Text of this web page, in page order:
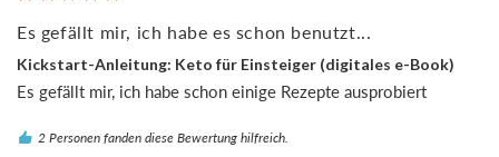
Es gefällt mir, ich habe es schon benutzt...
Kickstart-Anleitung: Keto für Einsteiger (digitales e-Book)
Es gefällt mir, ich habe schon einige Rezepte ausprobiert
2 Personen fanden diese Bewertung hilfreich.